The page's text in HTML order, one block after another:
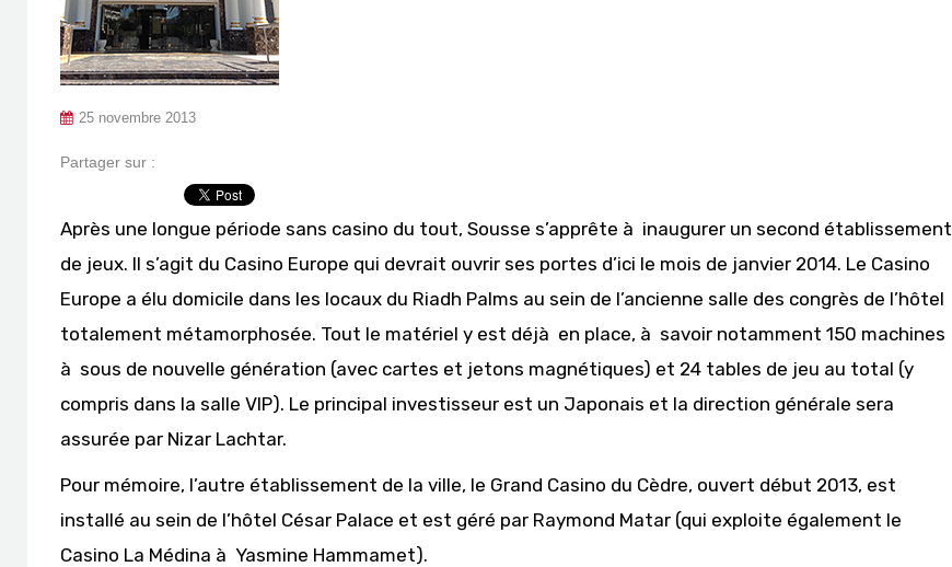
25 novembre 2013
Partager sur :
Après une longue période sans casino du tout, Sousse s’apprête à inaugurer un second établissement
de jeux. Il s’agit du Casino Europe qui devrait ouvrir ses portes d’ici le mois de janvier 2014. Le Casino
Europe a élu domicile dans les locaux du Riadh Palms au sein de l’ancienne salle des congrès de l’hôtel
totalement métamorphosée. Tout le matériel y est déjà en place, à savoir notamment 150 machines
à sous de nouvelle génération (avec cartes et jetons magnétiques) et 24 tables de jeu au total (y
compris dans la salle VIP). Le principal investisseur est un Japonais et la direction générale sera
assurée par Nizar Lachtar.
Pour mémoire, l’autre établissement de la ville, le Grand Casino du Cèdre, ouvert début 2013, est
installé au sein de l’hôtel César Palace et est géré par Raymond Matar (qui exploite également le
Casino La Médina à Yasmine Hammamet).